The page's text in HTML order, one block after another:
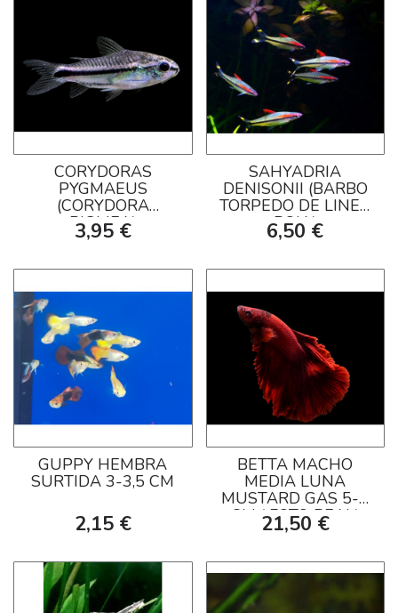
CORYDORAS
PYGMAEUS
(CORYDORA
PIGMEA)
3,95 €
SAHYADRIA
DENISONII (BARBO
TORPEDO DE LINEA
ROJA)
6,50 €
GUPPY HEMBRA
SURTIDA 3-3,5 CM
2,15 €
BETTA MACHO
MEDIA LUNA
MUSTARD GAS 5-6
CM ( FOTO REAL)
21,50 €